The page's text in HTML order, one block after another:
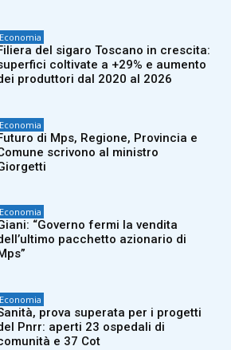
Economia
del sigaro Toscano in crescita:
coltivate a +29% e aumento
produttori dal 2020 al 2026
Economia
di Mps, Regione, Provincia e
scrivono al ministro
Economia
“Governo fermi la vendita
pacchetto azionario di
Economia
prova superata per i progetti
Pnrr: aperti 23 ospedali di
e 37 Cot